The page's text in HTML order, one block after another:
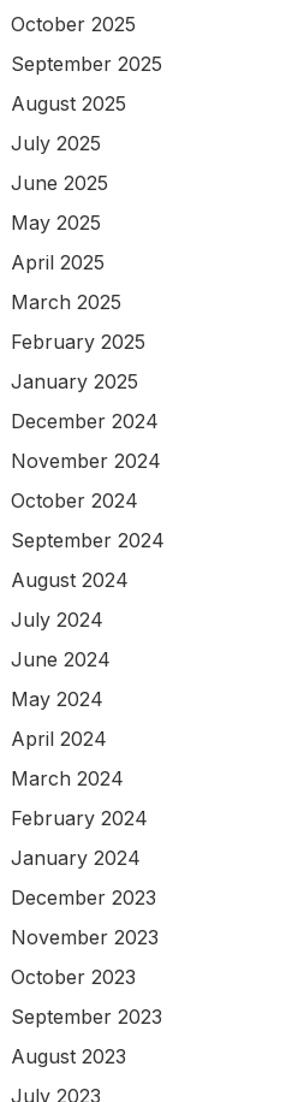
October 2025
September 2025
August 2025
July 2025
June 2025
May 2025
April 2025
March 2025
February 2025
January 2025
December 2024
November 2024
October 2024
September 2024
August 2024
July 2024
June 2024
May 2024
April 2024
March 2024
February 2024
January 2024
December 2023
November 2023
October 2023
September 2023
August 2023
July 2023